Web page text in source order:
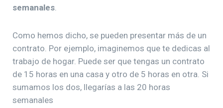
semanales
Como hemos dicho, se pueden presentar más de un
contrato. Por ejemplo, imaginemos que te dedicas al
trabajo de hogar. Puede ser que tengas un contrato
de 15 horas en una casa y otro de 5 horas en otra. Si
sumamos los dos, llegarías a las 20 horas
semanales